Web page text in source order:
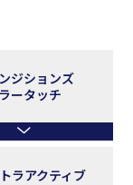
ジションズ
ータッチ
ラアクティブ